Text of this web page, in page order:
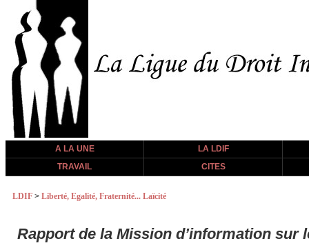
A LA UNE
LA LDIF
TRAVAIL
CITES
LDIF > Liberté, Egalité, Fraternité... Laïcité
Rapport de la Mission d’information sur